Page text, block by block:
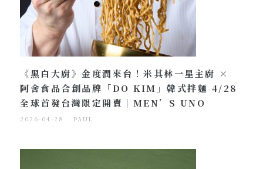
《黑白大廚》金度潤來台！米其林一星主廚 ×
阿舍食品合創品牌「DO KIM」韓式拌麵 4/28
全球首發台灣限定開賣｜MEN’S UNO
2026-04-28 PAUL